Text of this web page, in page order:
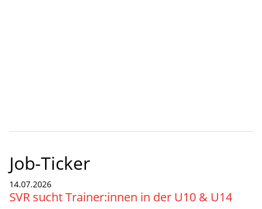
Job-Ticker
14.07.2026
SVR sucht Trainer:innen in der U10 & U14